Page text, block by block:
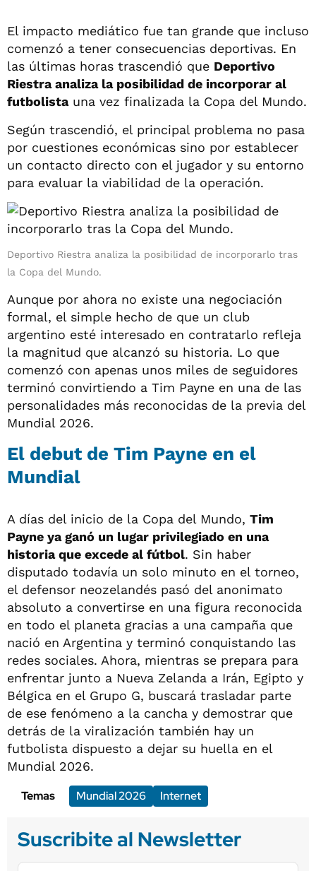
El impacto mediático fue tan grande que incluso
comenzó a tener consecuencias deportivas. En
las últimas horas trascendió que Deportivo
Riestra analiza la posibilidad de incorporar al
futbolistauna vez finalizada la Copa del Mundo.
Según trascendió, el principal problema no pasa
por cuestiones económicas sino por establecer
un contacto directo con el jugador y su entorno
para evaluar la viabilidad de la operación.
Deportivo Riestra analiza la posibilidad de incorporarlo tras
la Copa del Mundo.
Aunque por ahora no existe una negociación
formal, el simple hecho de que un club
argentino esté interesado en contratarlo refleja
la magnitud que alcanzó su historia. Lo que
comenzó con apenas unos miles de seguidores
terminó convirtiendo a Tim Payne en una de las
personalidades más reconocidas de la previa del
Mundial 2026.
El debut de Tim Payne en el
Mundial
A días del inicio de la Copa del Mundo, Tim
Payne ya ganó un lugar privilegiado en una
historia que excede al fútbol. Sin haber
disputado todavía un solo minuto en el torneo,
el defensor neozelandés pasó del anonimato
absoluto a convertirse en una figura reconocida
en todo el planeta gracias a una campaña que
nació en Argentina y terminó conquistando las
redes sociales. Ahora, mientras se prepara para
enfrentar junto a Nueva Zelanda a Irán, Egipto y
Bélgica en el Grupo G, buscará trasladar parte
de ese fenómeno a la cancha y demostrar que
detrás de la viralización también hay un
futbolista dispuesto a dejar su huella en el
Mundial 2026.
Temas
Mundial 2026 Internet
Suscribite al Newsletter